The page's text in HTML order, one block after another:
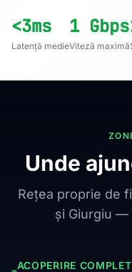
<3ms
Latență medie
1 Gbps
Viteză maximă
Unde
Rețea proprie de
și Giurgiu —
ACOPERIRE